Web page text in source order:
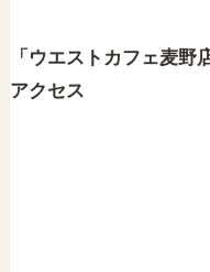
「ウエストカフェ麦
アクセス